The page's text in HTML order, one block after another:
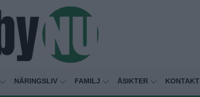
NÄRINGSLIV FAMILJ ÅSIKTER KONTAKT